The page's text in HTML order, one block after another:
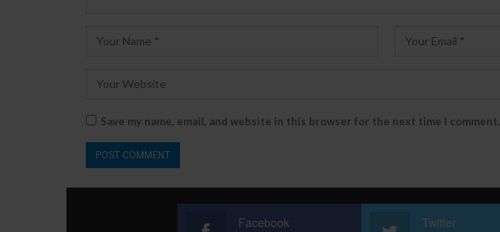
Save my name, email, and website in this browser for the next time I comment.
Facebook Twitter